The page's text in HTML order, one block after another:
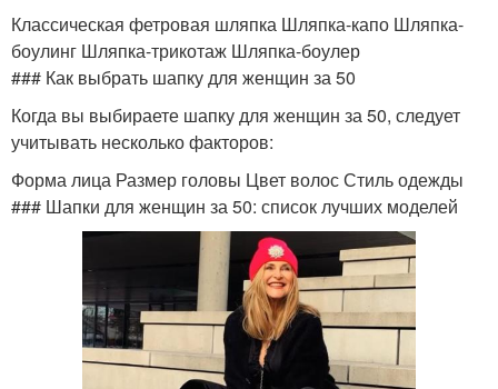
Классическая фетровая шляпка Шляпка-капо Шляпка-
боулинг Шляпка-трикотаж Шляпка-боулер
### Как выбрать шапку для женщин за 50
Когда вы выбираете шапку для женщин за 50, следует
учитывать несколько факторов:
Форма лица Размер головы Цвет волос Стиль одежды
### Шапки для женщин за 50: список лучших моделей